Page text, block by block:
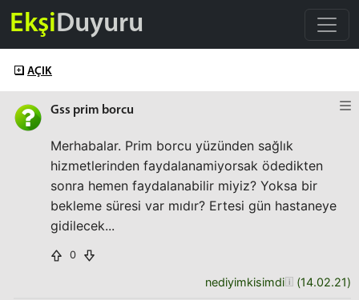
EkşiDuyuru
AÇIK
Gss prim borcu
Merhabalar. Prim borcu yüzünden sağlık
hizmetlerinden faydalanamiyorsak ödedikten
sonra hemen faydalanabilir miyiz? Yoksa bir
bekleme süresi var mıdır? Ertesi gün hastaneye
gidilecek...
0
nediyimkisimdi (14.02.21)